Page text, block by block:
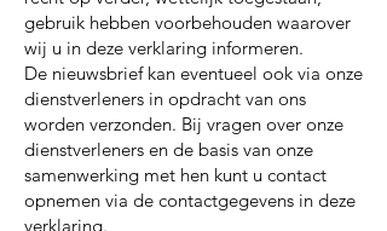
gebruik hebben voorbehouden waarover
wij u in deze verklaring informeren.
De nieuwsbrief kan eventueel ook via onze
dienstverleners in opdracht van ons
worden verzonden. Bij vragen over onze
dienstverleners en de basis van onze
samenwerking met hen kunt u contact
opnemen via de contactgegevens in deze
verklaring.